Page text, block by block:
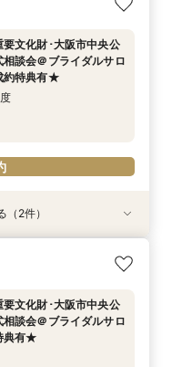
ィング相談会＠ブライ
相談会＠オンライン★マ
要文化財･大阪市中央公
談会＠ブライダルサロ
約特典有★
文化財･大阪市中央公
ィング相談会＠ブライ
文化財･大阪市中央公
相談会＠オンライン★マ
（2件）
要文化財･大阪市中央公
談会＠ブライダルサロ
典有★